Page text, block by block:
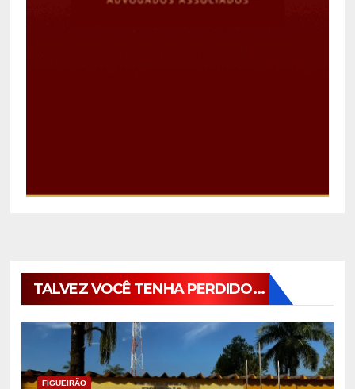
TALVEZ VOCÊ TENHA PERDIDO...
FIGUEIRÃO